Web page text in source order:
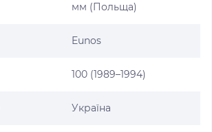
мм (Польща)
Eunos
100 (1989–1994)
Україна